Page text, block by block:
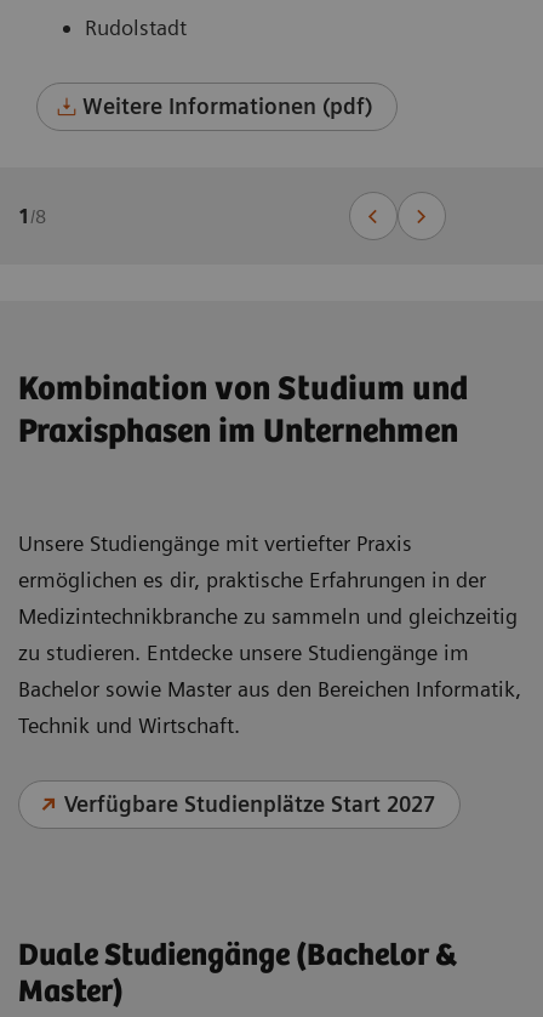
Rudolstadt
Weitere Informationen (pdf)
1 /8
Kombination von Studium und
Praxisphasen im Unternehmen
Unsere Studiengänge mit vertiefter Praxis
ermöglichen es dir, praktische Erfahrungen in der
Medizintechnikbranche zu sammeln und gleichzeitig
zu studieren. Entdecke unsere Studiengänge im
Bachelor sowie Master aus den Bereichen Informatik,
Technik und Wirtschaft.
Verfügbare Studienplätze Start 2027
Duale Studiengänge (Bachelor &
Master)